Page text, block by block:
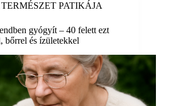
TERMÉSZET PATIKÁJA
gyógyít – 40 felett ezt
bőrrel és ízületekkel